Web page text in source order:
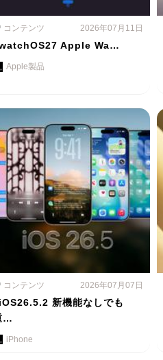
コンテンツ 2026年07月11日
Apple Wa…
Apple製品
コンテンツ 2026年07月07日
新機能なしでも
…
iPhone